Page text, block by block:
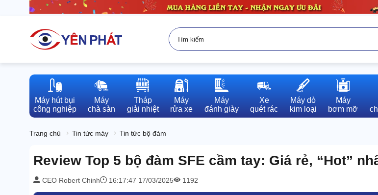
Máy hút bụi
công nghiệp
Máy
chà sàn
Tháp
giải nhiệt
Máy
rửa xe
Máy
đánh giày
Xe
quét rác
Máy dò
kim loại
Máy
bơm mỡ
Trang chủ Tin tức máy Tin tức bộ đàm
Review Top 5 bộ đàm SFE cầm tay: Giá rẻ, “Hot”
CEO Robert Chinh 16:17:47 17/03/2025 1192